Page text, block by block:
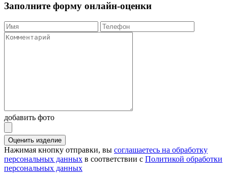
Заполните форму онлайн-оценки
добавить фото
Оценить изделие
Нажимая кнопку отправки, вы соглашаетесь на обработку
персональных данных в соответствии с Политикой обработки
персональных данных